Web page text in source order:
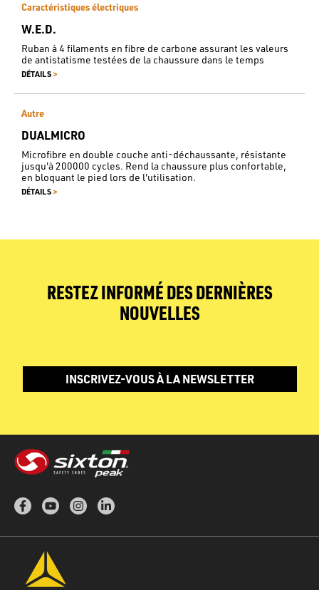
Caractéristiques électriques
W.E.D.
Ruban à 4 filaments en fibre de carbone assurant les valeurs
de antistatisme testées de la chaussure dans le temps
DÉTAILS >
Autre
DUALMICRO
Microfibre en double couche anti-déchaussante, résistante
jusqu'à 200000 cycles. Rend la chaussure plus confortable,
en bloquant le pied lors de l'utilisation.
DÉTAILS >
RESTEZ INFORMÉ DES DERNIÈRES
NOUVELLES
INSCRIVEZ-VOUS À LA NEWSLETTER